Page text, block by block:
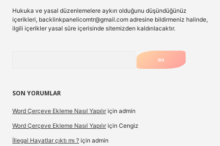
Hukuka ve yasal düzenlemelere aykırı olduğunu düşündüğünüz
içerikleri, backlinkpanelicomtr@gmail.com adresine bildirmeniz halinde,
ilgili içerikler yasal süre içerisinde sitemizden kaldırılacaktır.
SON YORUMLAR
Word Çerçeve Ekleme Nasıl Yapılır için admin
Word Çerçeve Ekleme Nasıl Yapılır için Cengiz
İllegal Hayatlar çıktı mı ? için admin